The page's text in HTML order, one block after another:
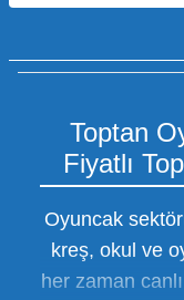
Toptan
Fiyatlı
Oyuncak
kreş, okul ve
her zaman